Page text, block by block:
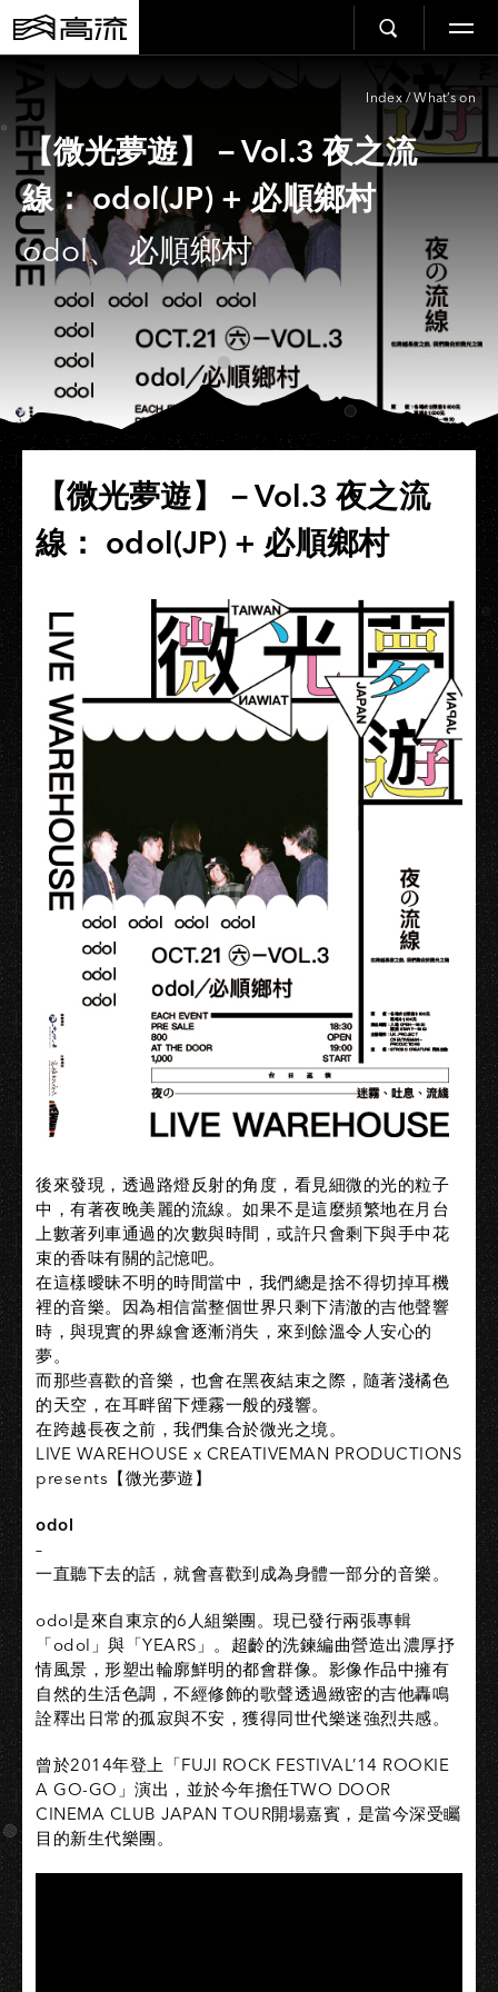
Index / What’s on
【微光夢遊】－Vol.3 夜之流
線： odol(JP) + 必順鄉村
odol、 必順鄉村
【微光夢遊】－Vol.3 夜之流
線： odol(JP) + 必順鄉村
後來發現，透過路燈反射的角度，看見細微的光的粒子
中，有著夜晚美麗的流線。如果不是這麼頻繁地在月台
上數著列車通過的次數與時間，或許只會剩下與手中花
束的香味有關的記憶吧。
在這樣曖昧不明的時間當中，我們總是捨不得切掉耳機
裡的音樂。因為相信當整個世界只剩下清澈的吉他聲響
時，與現實的界線會逐漸消失，來到餘溫令人安心的
夢。
而那些喜歡的音樂，也會在黑夜結束之際，隨著淺橘色
的天空，在耳畔留下煙霧一般的殘響。
在跨越長夜之前，我們集合於微光之境。
LIVE WAREHOUSE x CREATIVEMAN PRODUCTIONS
presents【微光夢遊】
odol
–
一直聽下去的話，就會喜歡到成為身體一部分的音樂。
odol是來自東京的6人組樂團。現已發行兩張專輯
「odol」與「YEARS」。超齡的洗鍊編曲營造出濃厚抒
情風景，形塑出輪廓鮮明的都會群像。影像作品中擁有
自然的生活色調，不經修飾的歌聲透過緻密的吉他轟鳴
詮釋出日常的孤寂與不安，獲得同世代樂迷強烈共感。
曾於2014年登上「FUJI ROCK FESTIVAL’14 ROOKIE
A GO-GO」演出，並於今年擔任TWO DOOR
CINEMA CLUB JAPAN TOUR開場嘉賓，是當今深受矚
目的新生代樂團。